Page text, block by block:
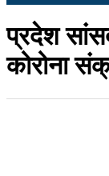
प्रदेश
कोरोना